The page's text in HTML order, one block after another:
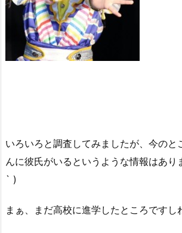
いろいろと調査してみましたが、今のと
んに彼氏がいるというような情報はあ
` )
まぁ、まだ高校に進学したところですし